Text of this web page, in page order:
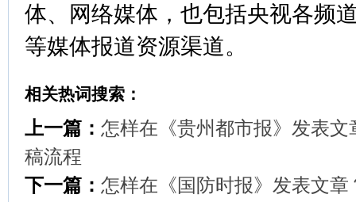
体、网络媒体，也包括央视各频
等媒体报道资源渠道。
相关热词搜索：
上一篇： 怎样在《贵州都市报》发表
稿流程
下一篇： 怎样在《国防时报》发表文